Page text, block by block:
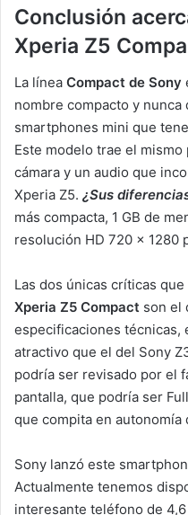
Conclusión
Xperia Z5
La línea Compact de Sony
nombre compacto y
smartphones mini que
Este modelo trae el
cámara y un audio que
Xperia Z5. ¿Sus
más compacta, 1 GB de
resolución HD 720 x 1280
Las dos únicas críticas
Xperia Z5 Compact son el
especificaciones técnicas,
atractivo que el del Sony
podría ser revisado por el
pantalla, que podría ser
que compita en autonomía
Sony lanzó este
Actualmente tenemos
interesante teléfono de